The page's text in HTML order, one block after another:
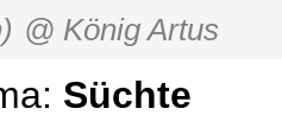
@ König Artus
Süchte